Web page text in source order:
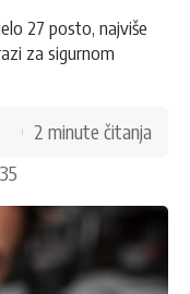
27 posto, najviše
za sigurnom
2 minute čitanja